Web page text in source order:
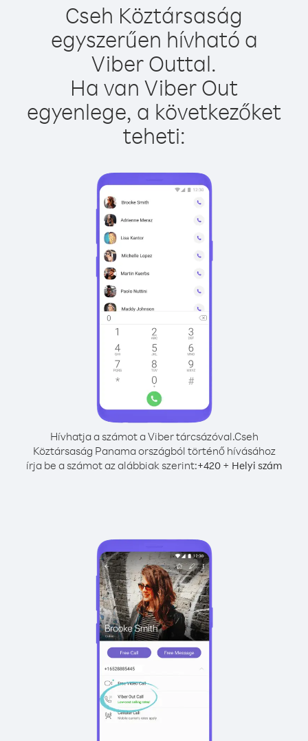
Cseh Köztársaság
egyszerűen hívható a
Viber Outtal.
Ha van Viber Out
egyenlege, a következőket
teheti:
Hívhatja a számot a Viber tárcsázóval.Cseh
Köztársaság Panama országból történő hívásához
írja be a számot az alábbiak szerint:+420 + Helyi szám